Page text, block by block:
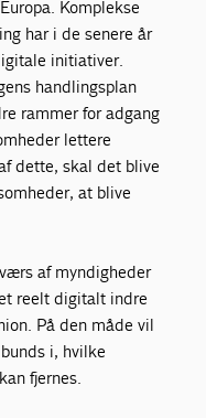
Komplekse
har i de senere år
initiativer.
handlingsplan
rammer for adgang
lettere
dette, skal det blive
at blive
af myndigheder
reelt digitalt indre
På den måde vil
i, hvilke
fjernes.